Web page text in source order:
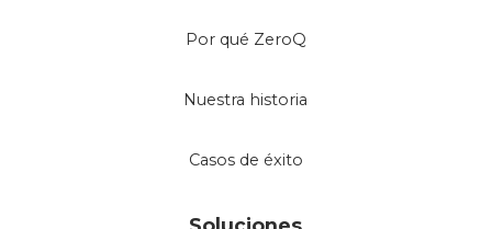
Por qué ZeroQ
Nuestra historia
Casos de éxito